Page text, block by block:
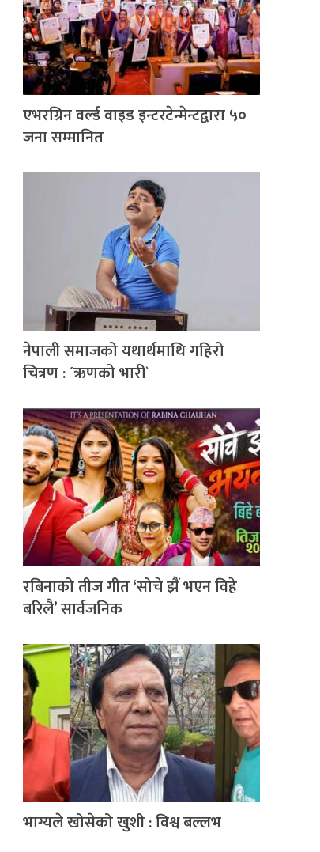
एभरग्रिन वर्ल्ड वाइड इन्टरटेन्मेन्टद्वारा ५०
जना सम्मानित
नेपाली समाजको यथार्थमाथि गहिरो
चित्रण : ´ऋणको भारी`
रबिनाको तीज गीत ‘सोचे झैं भएन विहे
बरिलै’ सार्वजनिक
भाग्यले खोसेको खुशी : विश्व बल्लभ